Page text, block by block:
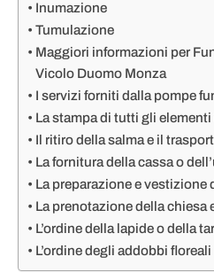
Inumazione
Tumulazione
Maggiori informazioni per
Vicolo Duomo Monza
I servizi forniti dalla pompe
La stampa di tutti gli
Il ritiro della salma e il
La fornitura della cassa o
La preparazione e vestizione
La prenotazione della chiesa
L’ordine della lapide o della
L’ordine degli addobbi floreali